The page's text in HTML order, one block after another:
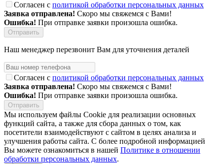
Согласен с политикой обработки персональных данных
Заявка отправлена! Скоро мы свяжемся с Вами!
Ошибка! При отправке заявки произошла ошибка.
Наш менеджер перезвонит Вам для уточнения деталей
Согласен с политикой обработки персональных данных
Заявка отправлена! Скоро мы свяжемся с Вами!
Ошибка! При отправке заявки произошла ошибка.
Мы используем файлы Cookie для реализации основных
функций сайта, а также для сбора данных о том, как
посетители взаимодействуют с сайтом в целях анализа и
улучшения работы сайта. С более подробной информацией
Вы можете ознакомиться в нашей Политике в отношении
обработки персональных данных.